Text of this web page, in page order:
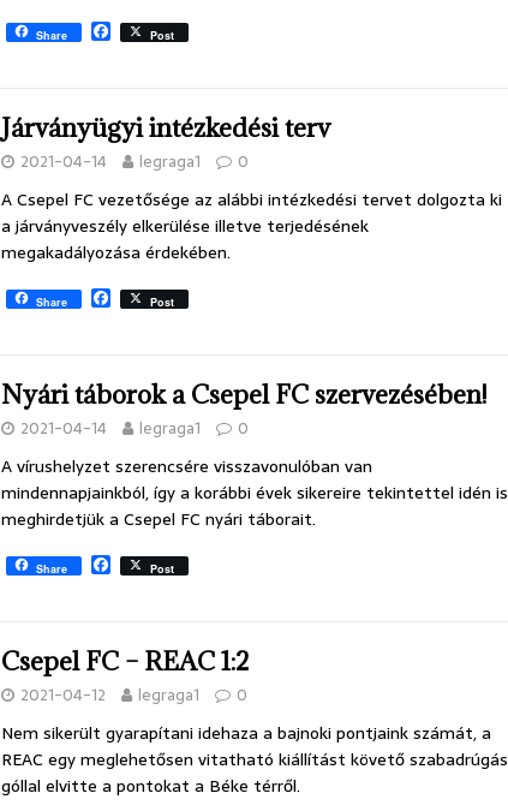
Share a
o
o
Post
Járványügyi intézkedési terv
2021-04-14 legraga1 0
A Csepel FC vezetősége az alábbi intézkedési tervet dolgozta ki
a járványveszély elkerülése illetve terjedésének
megakadályozása érdekében.
Share a
o
o
Post
Nyári táborok a Csepel FC szervezésében!
2021-04-14 legraga1 0
A vírushelyzet szerencsére visszavonulóban van
mindennapjainkból, így a korábbi évek sikereire tekintettel idén is
meghirdetjük a Csepel FC nyári táborait.
Share a
b
o
o
Post
Csepel FC – REAC 1:2
2021-04-12 legraga1 0
Nem sikerült gyarapítani idehaza a bajnoki pontjaink számát, a
REAC egy meglehetősen vitatható kiállítást követő szabadrúgás
góllal elvitte a pontokat a Béke térről.